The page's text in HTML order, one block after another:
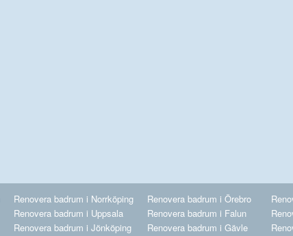
Renovera badrum i Norrköping
Renovera badrum i Uppsala
Renovera badrum i Jönköping
Renovera badrum i Örebro
Renovera badrum i Falun
Renovera badrum i Gävle